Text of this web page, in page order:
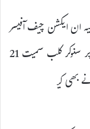
ان ایکشن چیف آفیسر
نصراللہ ملک نے ایس او پیز کی خلاف وزری کرنے پر سنوکر کلب سمیت 21